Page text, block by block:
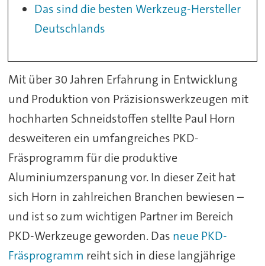
Das sind die besten Werkzeug-Hersteller
Deutschlands
Mit über 30 Jahren Erfahrung in Entwicklung
und Produktion von Präzisionswerkzeugen mit
hochharten Schneidstoffen stellte Paul Horn
desweiteren ein umfangreiches PKD-
Fräsprogramm für die produktive
Aluminiumzerspanung vor. In dieser Zeit hat
sich Horn in zahlreichen Branchen bewiesen –
und ist so zum wichtigen Partner im Bereich
PKD-Werkzeuge geworden. Das neue PKD-
Fräsprogramm reiht sich in diese langjährige